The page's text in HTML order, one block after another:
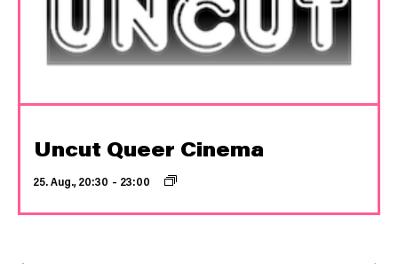
Uncut Queer Cinema
25. Aug., 20:30 – 23:00